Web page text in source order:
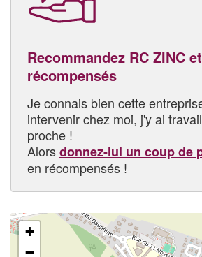
Recommandez RC ZINC
récompensés
Je connais bien cette
intervenir chez moi, j'y ai
proche !
Alorsdonnez-lui un coup de
en récompensés !
+
−